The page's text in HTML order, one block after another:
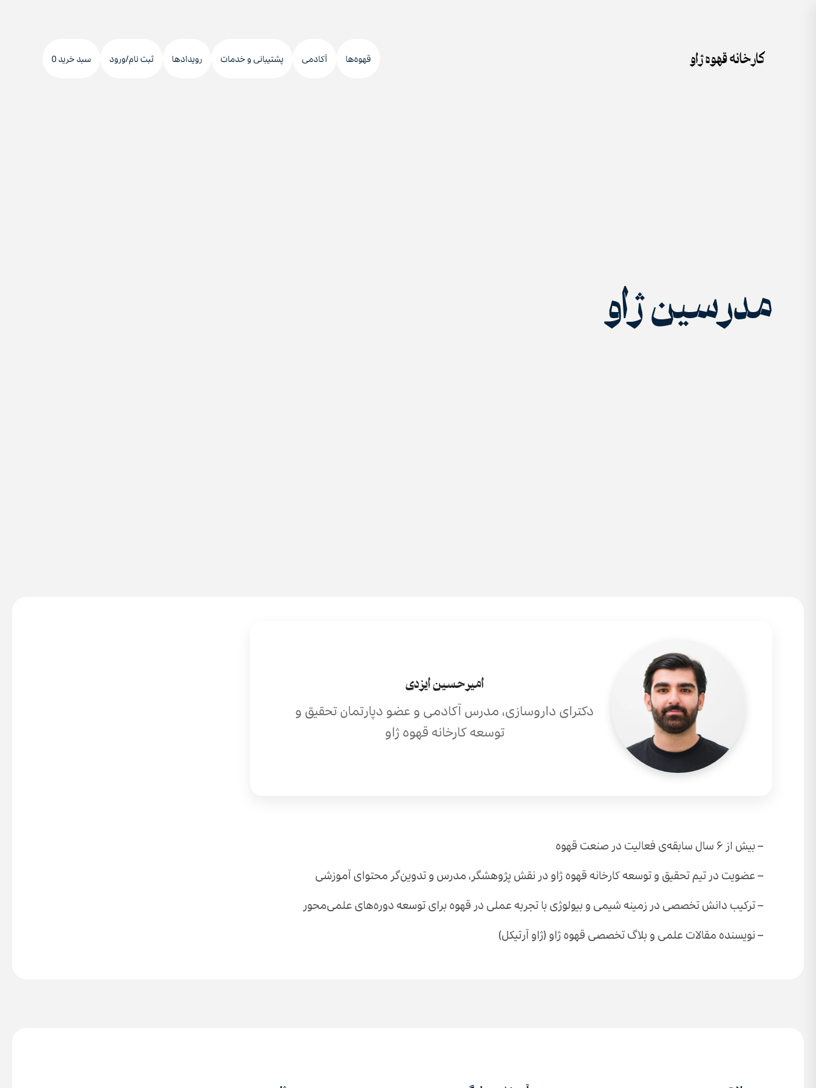
کارخانه قهوه ژاو قهوه‌ها آکادمی پشتیبانی و خدمات رویدادها ثبت نام/ورود سبد خرید 0
مدرسین ژاو
امیرحسین ایزدی
دکترای داروسازی، مدرس آکادمی و عضو دپارتمان تحقیق و
توسعه کارخانه قهوه ژاو
– بیش از ۶ سال سابقه‌ی فعالیت در صنعت قهوه
– عضویت در تیم تحقیق و توسعه کارخانه قهوه ژاو در نقش پژوهشگر، مدرس و تدوین‌گر محتوای آموزشی
– ترکیب دانش تخصصی در زمینه شیمی و بیولوژی با تجربه عملی در قهوه برای توسعه دوره‌های علمی‌محور
– نویسنده مقالات علمی و بلاگ تخصصی قهوه ژاو (ژاو آرتیکل)